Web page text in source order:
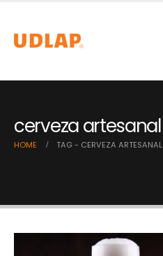
cerveza artesanal
HOME TAG - CERVEZA ARTESANAL